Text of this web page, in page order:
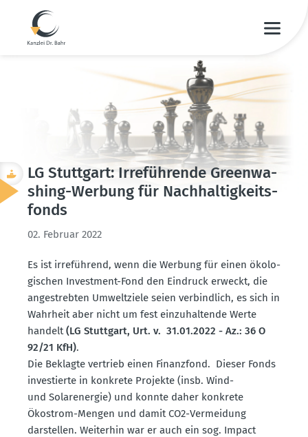
LG Stuttgart: Irrefüh­rende Green­wa­
shing-Werbung für Nachhal­tig­keits­
fonds
02. Februar 2022
Es ist irreführend, wenn die Werbung für einen ökolo­
gi­schen Investment-Fond den Eindruck erweckt, die
angestrebten Umwelt­ziele seien verbindlich, es sich in
Wahrheit aber nicht um fest einzu­hal­tende Werte
handelt(LG Stuttgart, Urt. v. 31.01.2022 - Az.: 36 O
92/21 KfH).
Die Beklagte vertrieb einen Finanzfond. Dieser Fonds
inves­tierte in konkrete Projekte (insb. Wind-
und Solar­energie) und konnte daher konkrete
Ökostrom-Mengen und damit CO2-Vermeidung
darstellen. Weiterhin war er auch ein sog. Impact